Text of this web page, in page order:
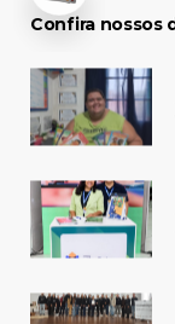
Confira nossos